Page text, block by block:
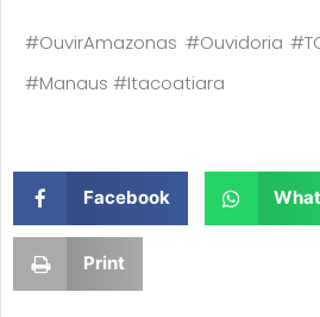
#OuvirAmazonas #Ouvidoria
#Manaus #Itacoatiara
Facebook
Print